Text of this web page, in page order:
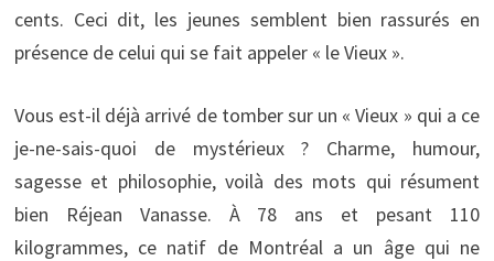
cents. Ceci dit, les jeunes semblent bien rassurés en
présence de celui qui se fait appeler « le Vieux ».
Vous est-il déjà arrivé de tomber sur un « Vieux » qui a ce
je-ne-sais-quoi de mystérieux ? Charme, humour,
sagesse et philosophie, voilà des mots qui résument
bien Réjean Vanasse. À 78 ans et pesant 110
kilogrammes, ce natif de Montréal a un âge qui ne